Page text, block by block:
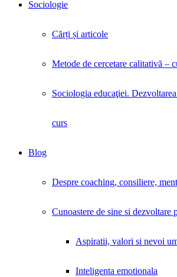
Sociologie
Cărți și articole
Metode de cercetare calitativă –
Sociologia educaţiei.
curs
Blog
Despre coaching, consiliere,
Cunoastere de sine si dezvoltare
Aspiratii, valori si nevoi
Inteligenta emotionala